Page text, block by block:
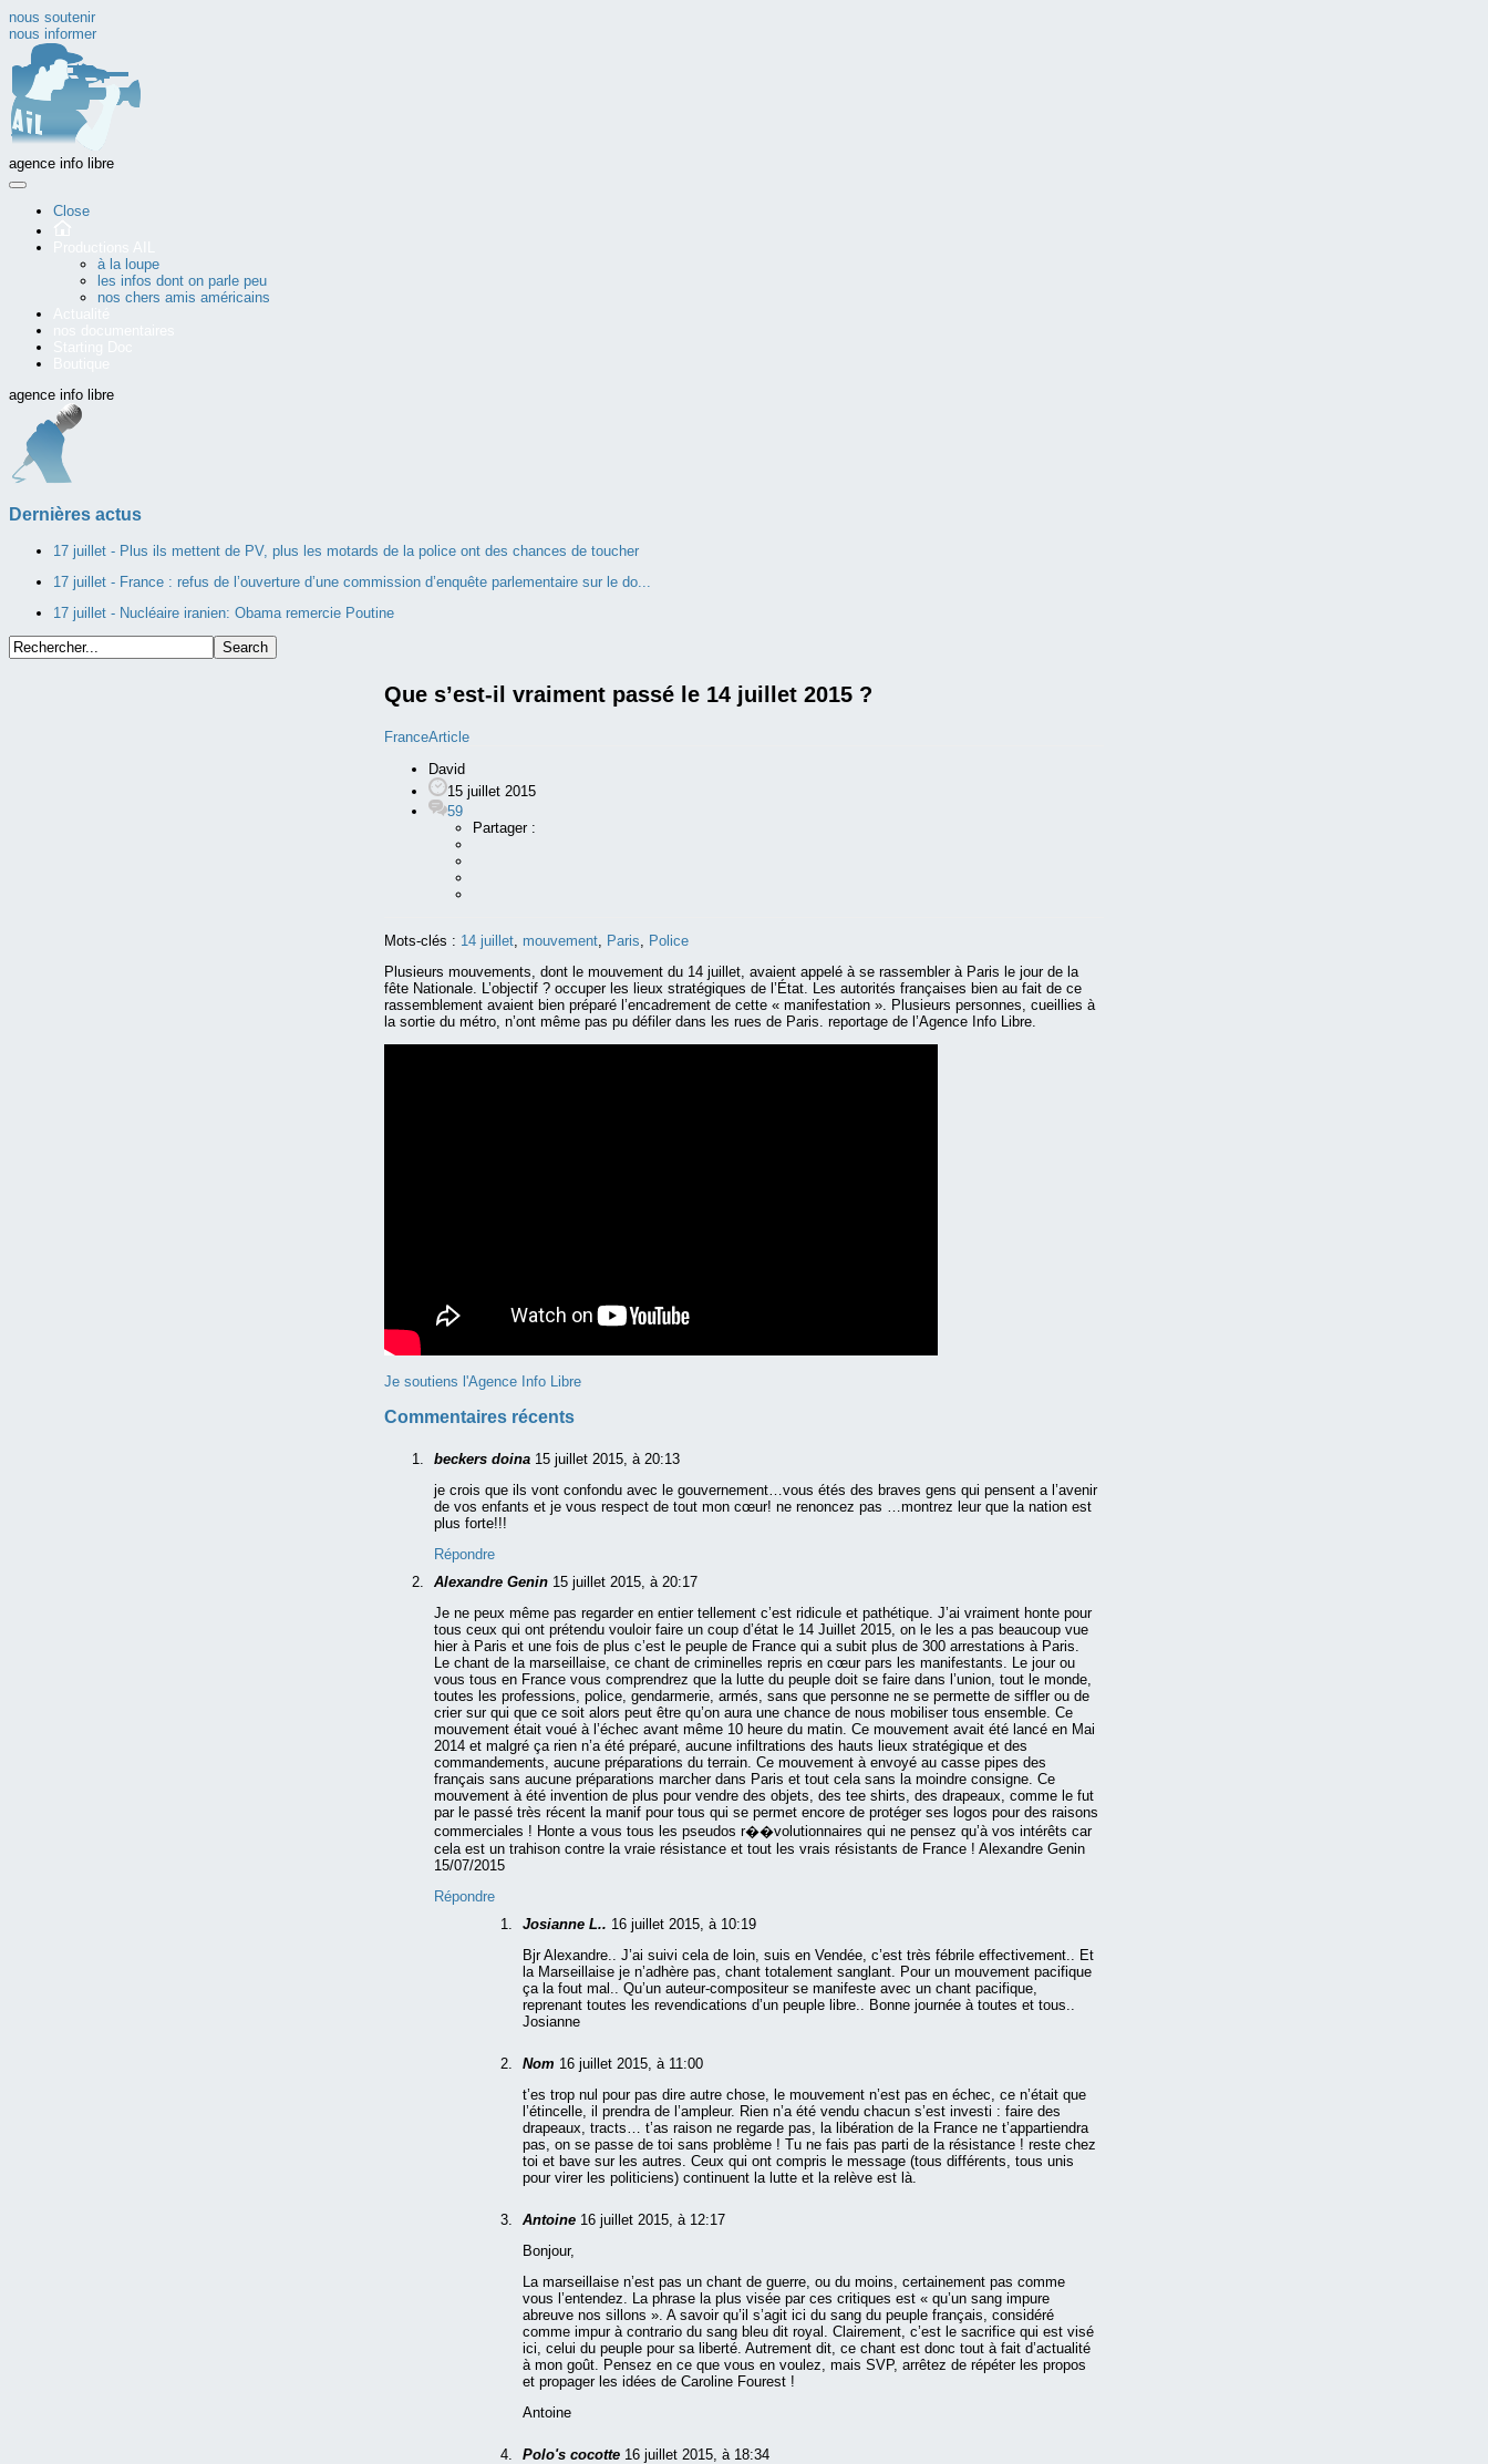
nous soutenir
nous informer
agence info libre
Close
à la loupe
les infos dont on parle peu
nos chers amis américains
agence info libre
Dernières actus
17 juillet - Plus ils mettent de PV, plus les motards de la police ont des chances de toucher
17 juillet - France : refus de l’ouverture d’une commission d’enquête parlementaire sur le do...
17 juillet - Nucléaire iranien: Obama remercie Poutine
Que s’est-il vraiment passé le 14 juillet 2015 ?
FranceArticle
David
15 juillet 2015
59
Partager :
Mots-clés : 14 juillet, mouvement, Paris, Police
Plusieurs mouvements, dont le mouvement du 14 juillet, avaient appelé à se rassembler à Paris le jour de la
fête Nationale. L’objectif ? occuper les lieux stratégiques de l’État. Les autorités françaises bien au fait de ce
rassemblement avaient bien préparé l’encadrement de cette « manifestation ». Plusieurs personnes, cueillies à
la sortie du métro, n’ont même pas pu défiler dans les rues de Paris. reportage de l’Agence Info Libre.
Je soutiens l'Agence Info Libre
Commentaires récents
beckers doina 15 juillet 2015, à 20:13
je crois que ils vont confondu avec le gouvernement…vous étés des braves gens qui pensent a l’avenir
de vos enfants et je vous respect de tout mon cœur! ne renoncez pas …montrez leur que la nation est
plus forte!!!
Répondre
Alexandre Genin 15 juillet 2015, à 20:17
Je ne peux même pas regarder en entier tellement c’est ridicule et pathétique. J’ai vraiment honte pour
tous ceux qui ont prétendu vouloir faire un coup d’état le 14 Juillet 2015, on le les a pas beaucoup vue
hier à Paris et une fois de plus c’est le peuple de France qui a subit plus de 300 arrestations à Paris.
Le chant de la marseillaise, ce chant de criminelles repris en cœur pars les manifestants. Le jour ou
vous tous en France vous comprendrez que la lutte du peuple doit se faire dans l’union, tout le monde,
toutes les professions, police, gendarmerie, armés, sans que personne ne se permette de siffler ou de
crier sur qui que ce soit alors peut être qu’on aura une chance de nous mobiliser tous ensemble. Ce
mouvement était voué à l’échec avant même 10 heure du matin. Ce mouvement avait été lancé en Mai
2014 et malgré ça rien n’a été préparé, aucune infiltrations des hauts lieux stratégique et des
commandements, aucune préparations du terrain. Ce mouvement à envoyé au casse pipes des
français sans aucune préparations marcher dans Paris et tout cela sans la moindre consigne. Ce
mouvement à été invention de plus pour vendre des objets, des tee shirts, des drapeaux, comme le fut
par le passé très récent la manif pour tous qui se permet encore de protéger ses logos pour des raisons
commerciales ! Honte a vous tous les pseudos r��volutionnaires qui ne pensez qu’à vos intérêts car
cela est un trahison contre la vraie résistance et tout les vrais résistants de France ! Alexandre Genin
15/07/2015
Répondre
Josianne L.. 16 juillet 2015, à 10:19
Bjr Alexandre.. J’ai suivi cela de loin, suis en Vendée, c’est très fébrile effectivement.. Et
la Marseillaise je n’adhère pas, chant totalement sanglant. Pour un mouvement pacifique
ça la fout mal.. Qu’un auteur-compositeur se manifeste avec un chant pacifique,
reprenant toutes les revendications d’un peuple libre.. Bonne journée à toutes et tous..
Josianne
Nom 16 juillet 2015, à 11:00
t’es trop nul pour pas dire autre chose, le mouvement n’est pas en échec, ce n’était que
l’étincelle, il prendra de l’ampleur. Rien n’a été vendu chacun s’est investi : faire des
drapeaux, tracts… t’as raison ne regarde pas, la libération de la France ne t’appartiendra
pas, on se passe de toi sans problème ! Tu ne fais pas parti de la résistance ! reste chez
toi et bave sur les autres. Ceux qui ont compris le message (tous différents, tous unis
pour virer les politiciens) continuent la lutte et la relève est là.
Antoine 16 juillet 2015, à 12:17
Bonjour,
La marseillaise n’est pas un chant de guerre, ou du moins, certainement pas comme
vous l’entendez. La phrase la plus visée par ces critiques est « qu’un sang impure
abreuve nos sillons ». A savoir qu’il s’agit ici du sang du peuple français, considéré
comme impur à contrario du sang bleu dit royal. Clairement, c’est le sacrifice qui est visé
ici, celui du peuple pour sa liberté. Autrement dit, ce chant est donc tout à fait d’actualité
à mon goût. Pensez en ce que vous en voulez, mais SVP, arrêtez de répéter les propos
et propager les idées de Caroline Fourest !
Antoine
Polo's cocotte 16 juillet 2015, à 18:34